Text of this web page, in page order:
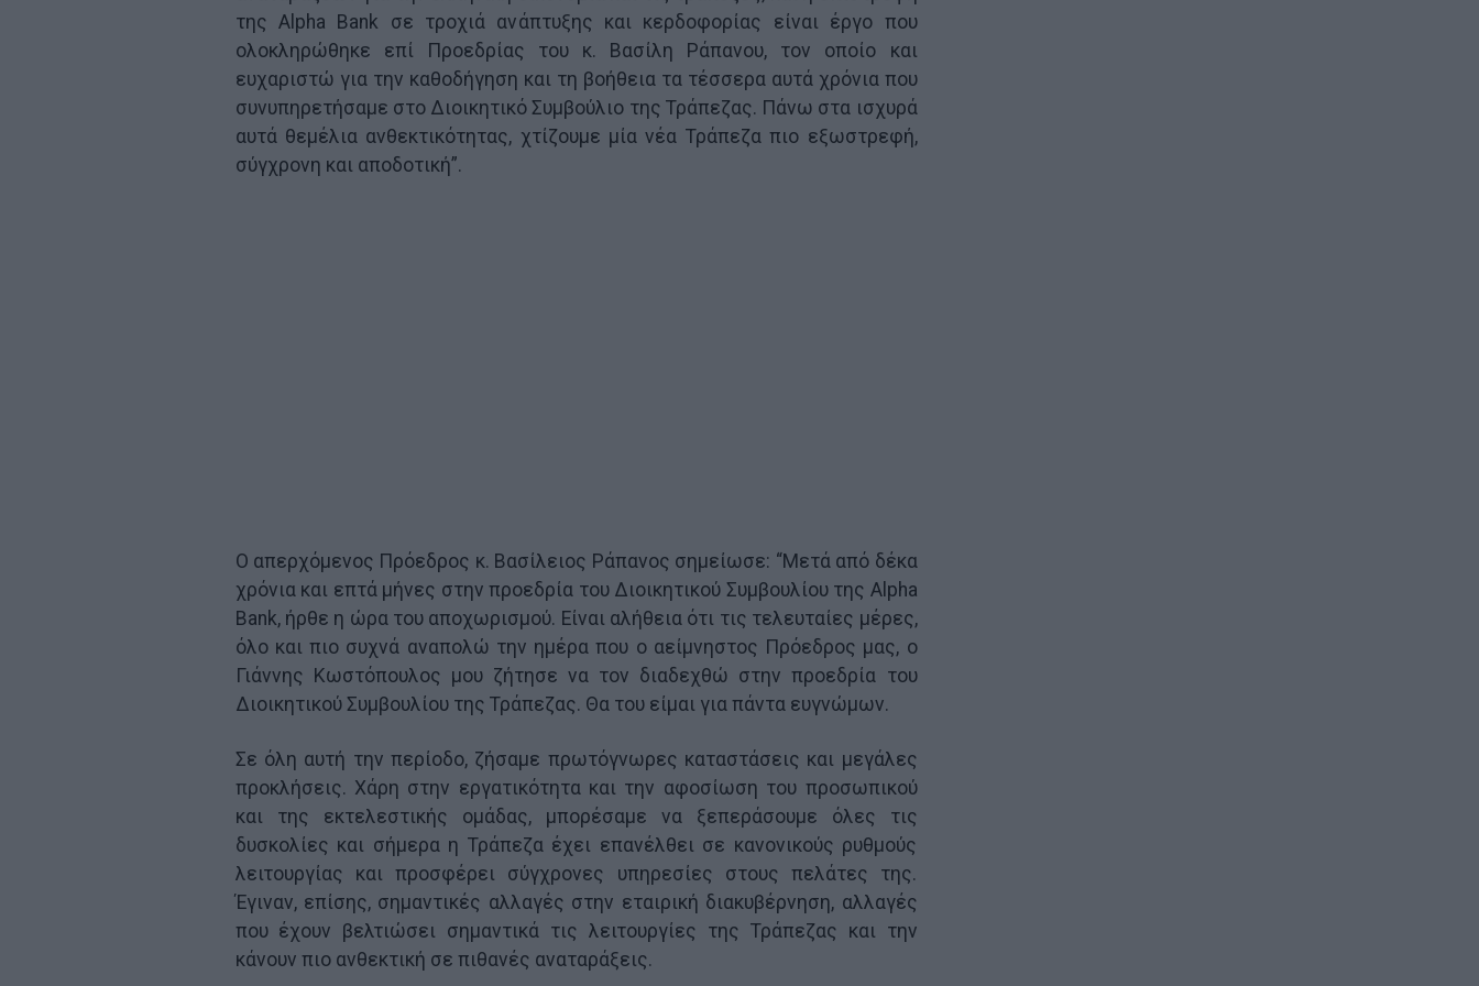
της Alpha Bank σε τροχιά ανάπτυξης και κερδοφορίας είναι έργο που
ολοκληρώθηκε επί Προεδρίας του κ. Βασίλη Ράπανου, τον οποίο και
ευχαριστώ για την καθοδήγηση και τη βοήθεια τα τέσσερα αυτά χρόνια που
συνυπηρετήσαμε στο Διοικητικό Συμβούλιο της Τράπεζας. Πάνω στα ισχυρά
αυτά θεμέλια ανθεκτικότητας, χτίζουμε μία νέα Τράπεζα πιο εξωστρεφή,
σύγχρονη και αποδοτική”.
Ο απερχόμενος Πρόεδρος κ. Βασίλειος Ράπανος σημείωσε: “Μετά από δέκα
χρόνια και επτά μήνες στην προεδρία του Διοικητικού Συμβουλίου της Alpha
Bank, ήρθε η ώρα του αποχωρισμού. Είναι αλήθεια ότι τις τελευταίες μέρες,
όλο και πιο συχνά αναπολώ την ημέρα που ο αείμνηστος Πρόεδρος μας, ο
Γιάννης Κωστόπουλος μου ζήτησε να τον διαδεχθώ στην προεδρία του
Διοικητικού Συμβουλίου της Τράπεζας. Θα του είμαι για πάντα ευγνώμων.
Σε όλη αυτή την περίοδο, ζήσαμε πρωτόγνωρες καταστάσεις και μεγάλες
προκλήσεις. Χάρη στην εργατικότητα και την αφοσίωση του προσωπικού
και της εκτελεστικής ομάδας, μπορέσαμε να ξεπεράσουμε όλες τις
δυσκολίες και σήμερα η Τράπεζα έχει επανέλθει σε κανονικούς ρυθμούς
λειτουργίας και προσφέρει σύγχρονες υπηρεσίες στους πελάτες της.
Έγιναν, επίσης, σημαντικές αλλαγές στην εταιρική διακυβέρνηση, αλλαγές
που έχουν βελτιώσει σημαντικά τις λειτουργίες της Τράπεζας και την
κάνουν πιο ανθεκτική σε πιθανές αναταράξεις.